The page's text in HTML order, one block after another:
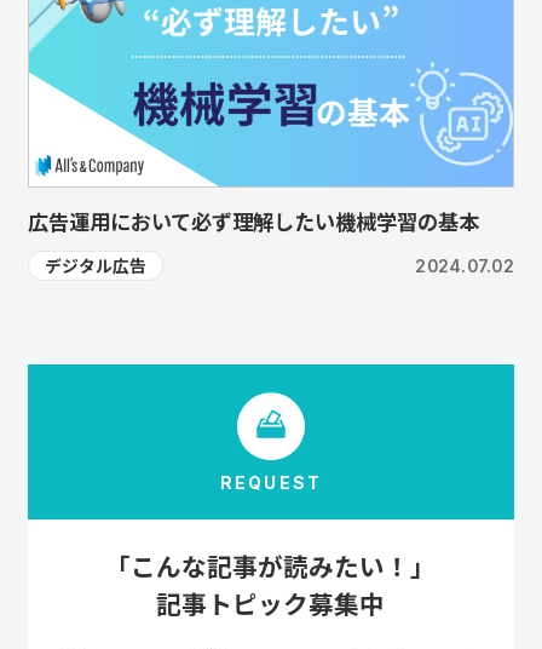
広告運用において必ず理解したい機械学習の基本
デジタル広告 2024.07.02
REQUEST
「こんな記事が読みたい！」
記事トピック募集中